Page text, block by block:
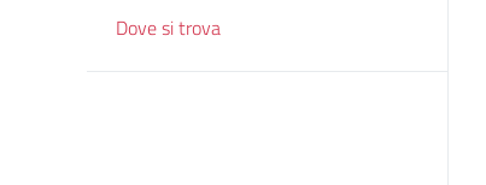
Dove si trova